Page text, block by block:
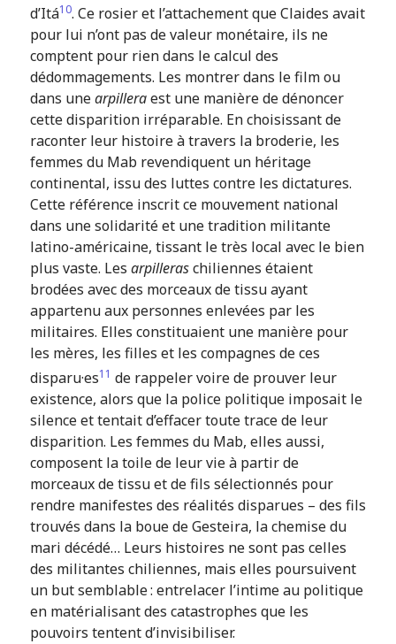
d’Itá10. Ce rosier et l’attachement que Claides avait
pour lui n’ont pas de valeur monétaire, ils ne
comptent pour rien dans le calcul des
dédommagements. Les montrer dans le film ou
dans unearpilleraest une manière de dénoncer
cette disparition irréparable. En choisissant de
raconter leur histoire à travers la broderie, les
femmes du Mab revendiquent un héritage
continental, issu des luttes contre les dictatures.
Cette référence inscrit ce mouvement national
dans une solidarité et une tradition militante
latino-américaine, tissant le très local avec le bien
plus vaste. Les arpilleraschiliennes étaient
brodées avec des morceaux de tissu ayant
appartenu aux personnes enlevées par les
militaires. Elles constituaient une manière pour
les mères, les filles et les compagnes de ces
disparu·es11 de rappeler voire de prouver leur
existence, alors que la police politique imposait le
silence et tentait d’effacer toute trace de leur
disparition. Les femmes du Mab, elles aussi,
composent la toile de leur vie à partir de
morceaux de tissu et de fils sélectionnés pour
rendre manifestes des réalités disparues – des fils
trouvés dans la boue de Gesteira, la chemise du
mari décédé… Leurs histoires ne sont pas celles
des militantes chiliennes, mais elles poursuivent
un but semblable : entrelacer l’intime au politique
en matérialisant des catastrophes que les
pouvoirs tentent d’invisibiliser.